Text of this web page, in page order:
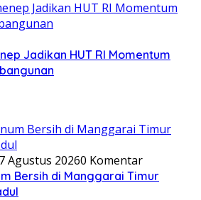
Jadikan HUT RI Momentum
7 Agustus 20260 Komentar
Bersih di Manggarai Timur